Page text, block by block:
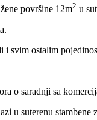
površine 12m2 u
i svim ostalim
o saradnji sa
u suterenu